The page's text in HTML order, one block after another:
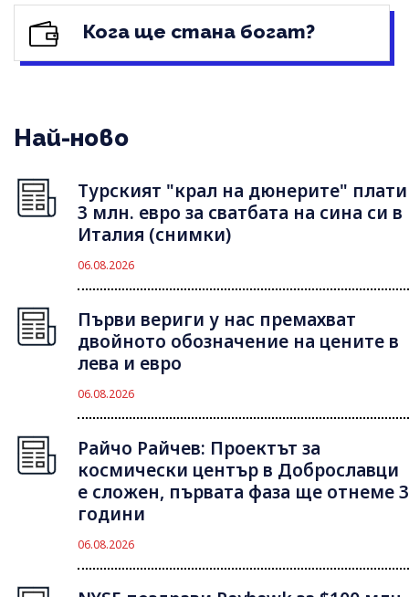
Кога ще стана богат?
Най-ново
Турският "крал на дюнерите" плати
3 млн. евро за сватбата на сина си в
Италия (снимки)
06.08.2026
Първи вериги у нас премахват
двойното обозначение на цените в
лева и евро
06.08.2026
Райчо Райчев: Проектът за
космически център в Доброславци
е сложен, първата фаза ще отнеме 3
години
06.08.2026